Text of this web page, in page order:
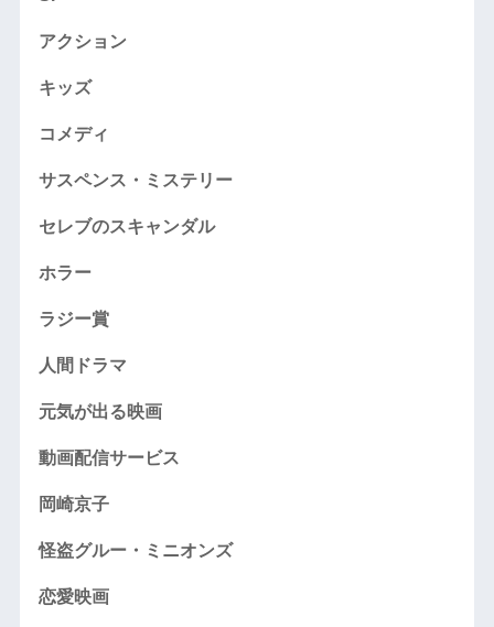
アクション
キッズ
コメディ
サスペンス・ミステリー
セレブのスキャンダル
ホラー
ラジー賞
人間ドラマ
元気が出る映画
動画配信サービス
岡崎京子
怪盗グルー・ミニオンズ
恋愛映画